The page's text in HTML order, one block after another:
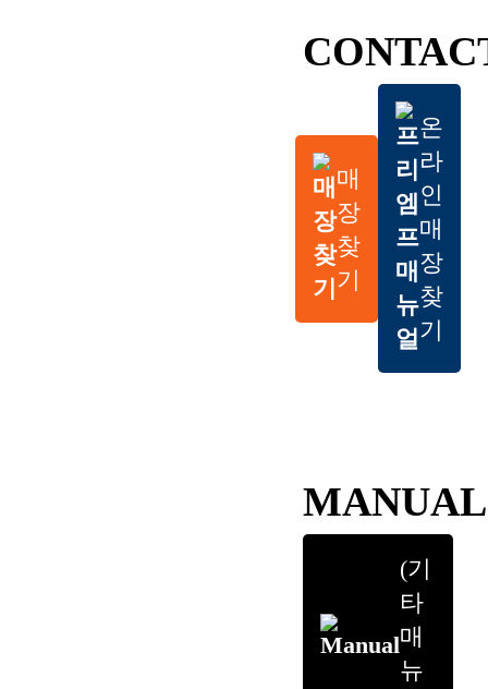
매
장
찾
기
온
라
인
매
장
찾
기
MANUAL
(기
타
매
뉴